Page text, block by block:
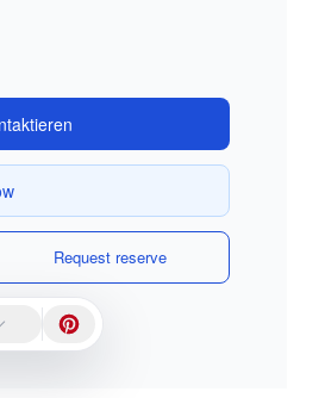
Request reserve